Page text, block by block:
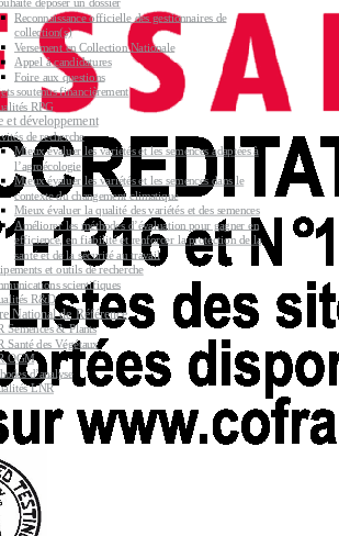
déposer un dossier
Reconnaissance officielle des gestionnaires de
collection(s)
Versement en Collection Nationale
Appel à candidatures
Foire aux questions
soutenus financièrement
RPG
et développement
de recherche
Mieux évaluer les variétés et les semences adaptées à
l’agroécologie
Mieux évaluer les variétés et les semences dans le
contexte du changement climatique
Mieux évaluer la qualité des variétés et des semences
Améliorer les méthodes d’évaluation pour gagner en
efficience, en fiabilité et renforcer la protection de la
santé et de la sécurité au travail
et outils de recherche
scientifiques
R&D
National de Référence
Semences & Plants
Santé des Végétaux
OGM
d’analyse
LNR